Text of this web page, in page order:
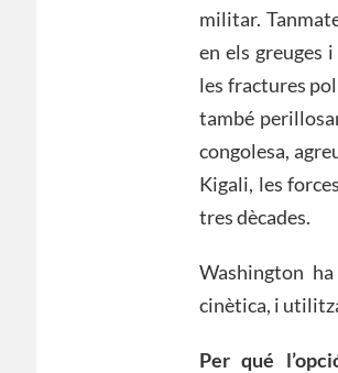
militar.
en els greuges
les fractures
també
congolesa,
Kigali, les
tres dècades.
Washington
cinètica, i
Per qué